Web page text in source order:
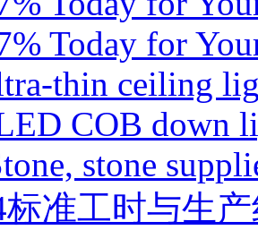
Today for
thin ceiling
COB down
stone
标准工时与生